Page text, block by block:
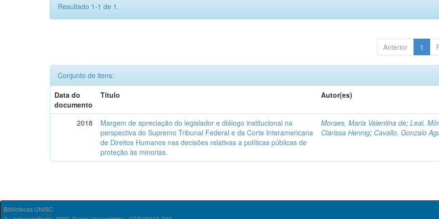
Resultado 1-1 de 1.
Anterior 1
Conjunto de itens:
Data do
documento
Título Autor(es)
2018
Margem de apreciação do legislador e diálogo institucional na
perspectiva do Supremo Tribunal Federal e da Corte Interamericana
de Direitos Humanos nas decisões relativas a políticas públicas de
proteção às minorias.
Moraes, Maria Valentina de;Leal,
Clarissa Hennig; Cavallo, Gonzalo
Bibliotecas UNISC